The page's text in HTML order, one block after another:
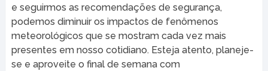
e seguirmos as recomendações de segurança,
podemos diminuir os impactos de fenômenos
meteorológicos que se mostram cada vez mais
presentes em nosso cotidiano. Esteja atento, planeje-
se e aproveite o final de semana com